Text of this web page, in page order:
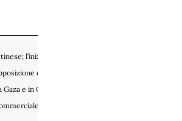
l’inizio delle operazioni militari di
concreta al genocidio e alla
e in Cisgiordania, la sospensione di
culturale, accademica e